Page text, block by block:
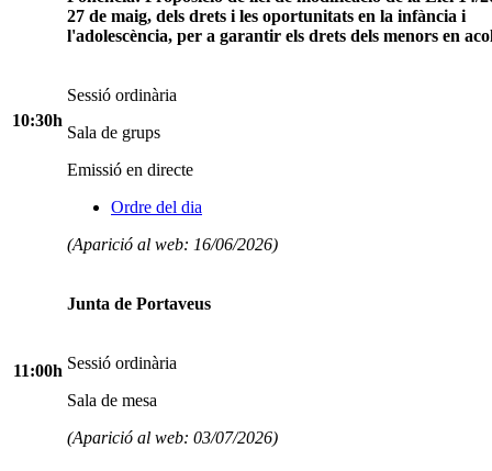
10:30h
27 de maig, dels drets i les oportunitats en la infància i
l'adolescència, per a garantir els drets dels menors en
Sessió ordinària
Sala de grups
Emissió en directe
Ordre del dia
(Aparició al web: 16/06/2026)
11:00h
Junta de Portaveus
Sessió ordinària
Sala de mesa
(Aparició al web: 03/07/2026)